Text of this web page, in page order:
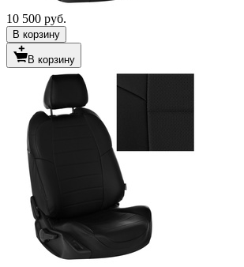
10 500 руб.
В корзину
В корзину